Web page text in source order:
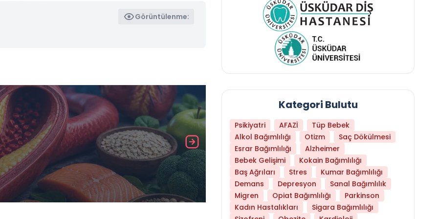
Görüntülenme:
Daha Az Protein Tüketmek Yaşlanmayı
Kategori Bulutu
Psikiyatri AFAZİ
Tüp Bebek
Alkol Bağımlılığı
Otizm
Saç Dökülmesi
Esrar Bağımlılığı
Alzheimer
Bebek Gelişimi
Kokain Bağımlılığı
Baş Ağrıları
Stres
Kumar Bağımlılığı
Demans
Depresyon
Sanal Bağımlılık
Migren
Opiat Bağımlılığı
Parkinson
Kadın Hastalıkları
Sigara Bağımlılığı